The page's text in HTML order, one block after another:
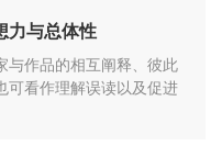
力与总体性
与作品的相互阐释、彼此
可看作理解误读以及促进